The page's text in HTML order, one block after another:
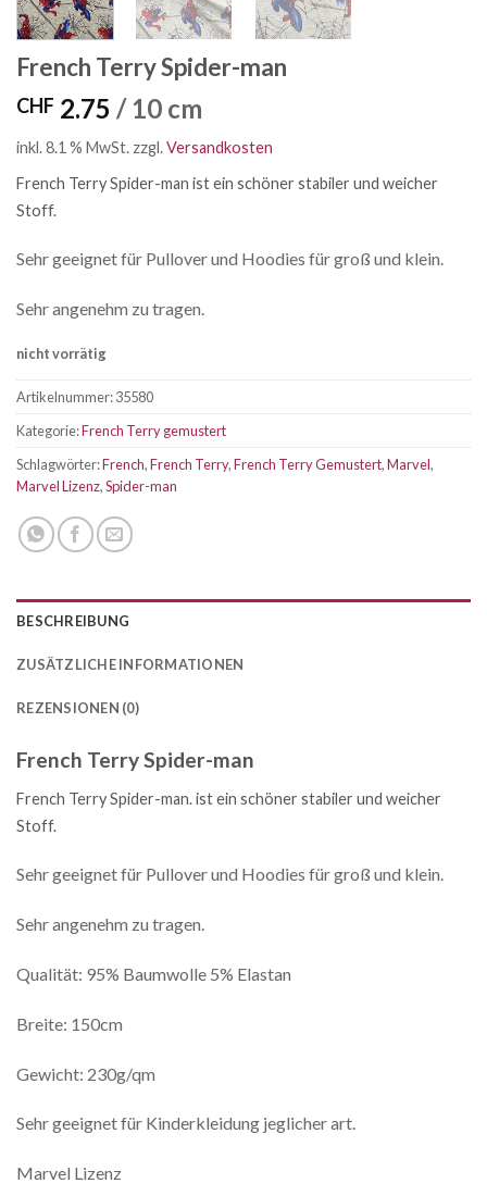
French Terry Spider-man
CHF 2.75 / 10 cm
inkl. 8.1 % MwSt. zzgl.Versandkosten
French Terry Spider-man ist ein schöner stabiler und weicher
Stoff.
Sehr geeignet für Pullover und Hoodies für groß und klein.
Sehr angenehm zu tragen.
nicht vorrätig
Artikelnummer:35580
Kategorie:French Terry gemustert
Schlagwörter:French,French Terry,French Terry Gemustert,Marvel,
Marvel Lizenz,Spider-man
BESCHREIBUNG
ZUSÄTZLICHE INFORMATIONEN
REZENSIONEN (0)
French Terry Spider-man
French Terry Spider-man.ist ein schöner stabiler und weicher
Stoff.
Sehr geeignet für Pullover und Hoodies für groß und klein.
Sehr angenehm zu tragen.
Qualität: 95% Baumwolle 5% Elastan
Breite: 150cm
Gewicht: 230g/qm
Sehr geeignet für Kinderkleidung jeglicher art.
Marvel Lizenz